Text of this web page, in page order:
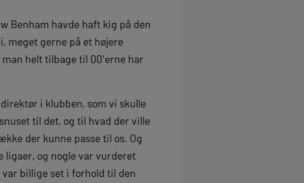
Benham havde haft kig på den
meget gerne på et højere
man helt tilbage til 00'erne har
i klubben, som vi skulle
til det, og til hvad der ville
der kunne passe til os. Og
ligaer, og nogle var vurderet
billige set i forhold til den